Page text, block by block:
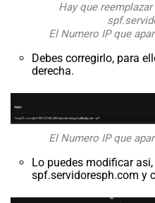
Hay que
El Numero IP que
Debes corregirlo, para
derecha.
El Numero IP que
Lo puedes modificar
spf.servidoresph.com y